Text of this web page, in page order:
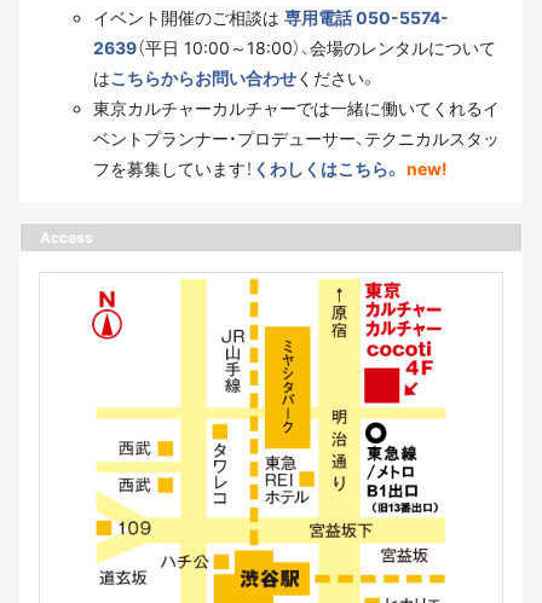
イベント開催のご相談は 専用電話 050-5574-
2639（平日 10:00～18:00）、会場のレンタルについて
はこちらからお問い合わせください。
東京カルチャーカルチャーでは一緒に働いてくれるイ
ベントプランナー・プロデューサー、テクニカルスタッ
フを募集しています！ くわしくはこちら。 new!
Access